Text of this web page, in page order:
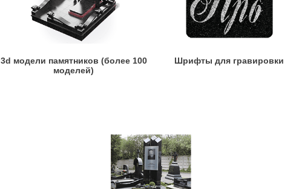
3d модели памятников (более 100
моделей)
Шрифты для гравировки